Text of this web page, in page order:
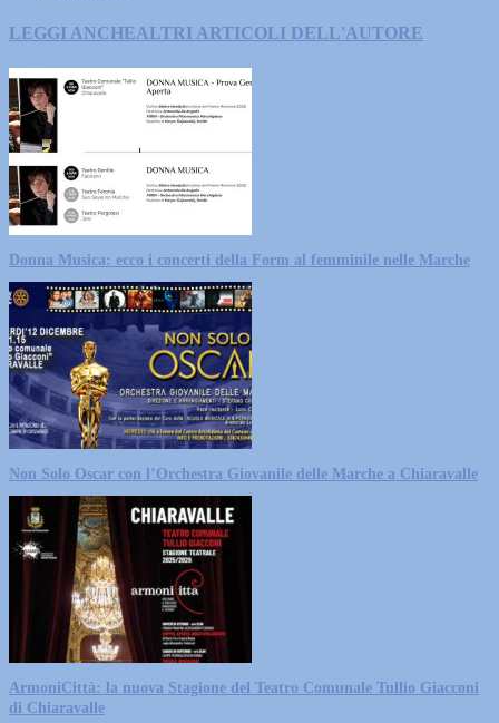
LEGGI ANCHEALTRI ARTICOLI DELL'AUTORE
Donna Musica: ecco i concerti della Form al femminile nelle Marche
Non Solo Oscar con l’Orchestra Giovanile delle Marche a Chiaravalle
ArmoniCittà: la nuova Stagione del Teatro Comunale Tullio Giacconi
di Chiaravalle